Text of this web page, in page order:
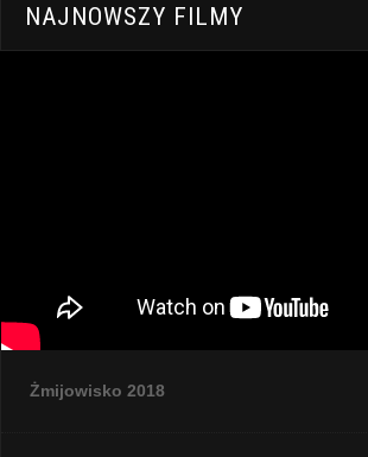
NAJNOWSZY FILMY
Żmijowisko 2018